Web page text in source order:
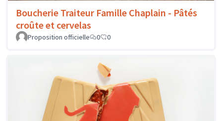
Boucherie Traiteur Famille Chaplain - Pâtés
croûte et cervelas
Proposition officielle 0 0